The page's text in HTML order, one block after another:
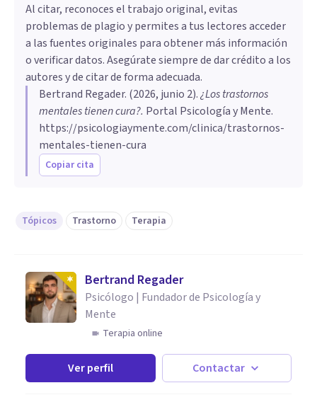
Al citar, reconoces el trabajo original, evitas
problemas de plagio y permites a tus lectores acceder
a las fuentes originales para obtener más información
o verificar datos. Asegúrate siempre de dar crédito a los
autores y de citar de forma adecuada.
Bertrand Regader. (2026, junio 2).¿Los trastornos
mentales tienen cura?. Portal Psicología y Mente.
https://psicologiaymente.com/clinica/trastornos-
mentales-tienen-cura
Copiar cita
Tópicos Trastorno Terapia
Bertrand Regader
Psicólogo | Fundador de Psicología y
Mente
Terapia online
Ver perfil Contactar